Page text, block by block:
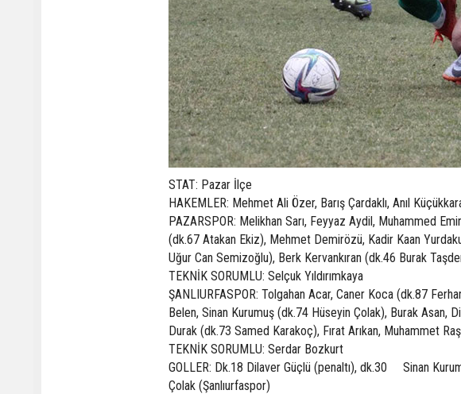
STAT: Pazar İlçe
HAKEMLER: Mehmet Ali Özer, Barış Çardaklı, Anıl
PAZARSPOR: Melikhan Sarı, Feyyaz Aydil, Muhammed
(dk.67 Atakan Ekiz), Mehmet Demirözü, Kadir Kaan
Uğur Can Semizoğlu), Berk Kervankıran (dk.46 Burak
TEKNİK SORUMLU: Selçuk Yıldırımkaya
ŞANLIURFASPOR: Tolgahan Acar, Caner Koca (dk.87
Belen, Sinan Kurumuş (dk.74 Hüseyin Çolak), Burak Asan,
Durak (dk.73 Samed Karakoç), Fırat Arıkan, Muhammet
TEKNİK SORUMLU: Serdar Bozkurt
GOLLER: Dk.18 Dilaver Güçlü (penaltı), dk.30 Sinan
Çolak (Şanlıurfaspor)